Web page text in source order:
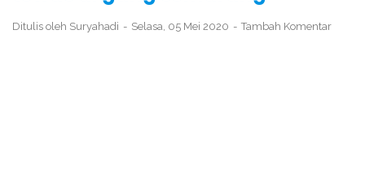
Ditulis oleh Suryahadi Selasa, 05 Mei 2020 Tambah Komentar